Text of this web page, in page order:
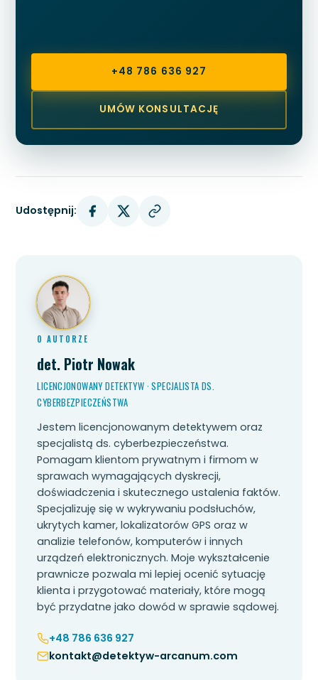
+48 786 636 927
UMÓW KONSULTACJĘ
Udostępnij:
O AUTORZE
det. Piotr Nowak
LICENCJONOWANY DETEKTYW · SPECJALISTA DS.
CYBERBEZPIECZEŃSTWA
Jestem licencjonowanym detektywem oraz
specjalistą ds. cyberbezpieczeństwa.
Pomagam klientom prywatnym i firmom w
sprawach wymagających dyskrecji,
doświadczenia i skutecznego ustalenia faktów.
Specjalizuję się w wykrywaniu podsłuchów,
ukrytych kamer, lokalizatorów GPS oraz w
analizie telefonów, komputerów i innych
urządzeń elektronicznych. Moje wykształcenie
prawnicze pozwala mi lepiej ocenić sytuację
klienta i przygotować materiały, które mogą
być przydatne jako dowód w sprawie sądowej.
+48 786 636 927
kontakt@detektyw-arcanum.com